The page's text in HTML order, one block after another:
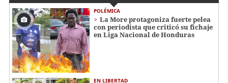
POLÉMICA
La More protagoniza fuerte pelea
con periodista que criticó su fichaje
en Liga Nacional de Honduras
EN LIBERTAD